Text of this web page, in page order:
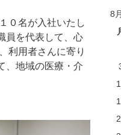
０名が入社いたし
員を代表して、心
用者さんに寄り
、地域の医療・介
8